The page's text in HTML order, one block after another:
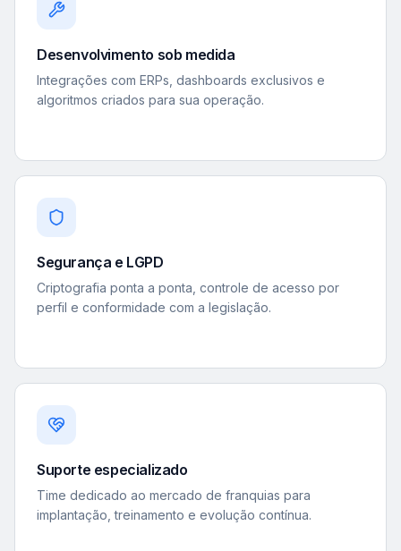
Desenvolvimento sob medida
Integrações com ERPs, dashboards exclusivos e
algoritmos criados para sua operação.
Segurança e LGPD
Criptografia ponta a ponta, controle de acesso por
perfil e conformidade com a legislação.
Suporte especializado
Time dedicado ao mercado de franquias para
implantação, treinamento e evolução contínua.